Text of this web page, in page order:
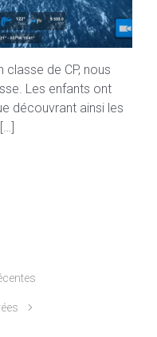
classe de CP, nous
Les enfants ont
découvrant ainsi les